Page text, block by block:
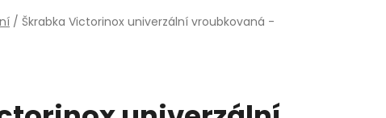
/ Škrabka Victorinox univerzální vroubkovaná -